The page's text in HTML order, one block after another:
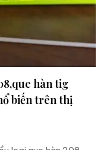
hàn tig
biến trên thị